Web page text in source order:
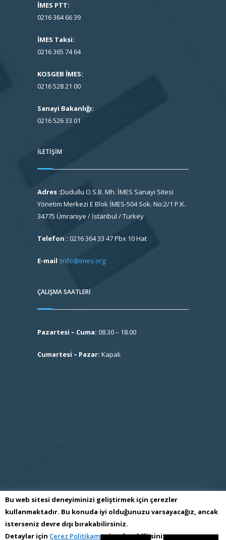
İMES PTT:
0216 364 66 39
İMES Taksi:
0216 365 74 64
KOSGEB İMES:
0216 528 21 00
Sanayi Bakanlığı:
0216 526 33 01
İLETIŞIM
Adres :Dudullu O.S.B. Mh. İMES Sanayi Sitesi
Yönetim Merkezi E Blok İMES-504 Sok. No:2/1 P.K.
34775 Ümraniye / İstanbul / Turkey
Telefon : 0216 364 33 47 Pbx 10 Hat
E-mail :info@imes.org
ÇALIŞMA SAATLERI
Pazartesi – Cuma: 08.30 – 18.00
Cumartesi – Pazar: Kapalı
S.S İmes Sanayi Sitesi İşletme Kooperatifi
Bu web sitesi deneyiminizi geliştirmek için çerezler
kullanmaktadır. Bu konuda iyi olduğunuzu varsayacağız, ancak
isterseniz devre dışı bırakabilirsiniz.
Detaylar için Çerez Politikamızıinceleyebilirsiniz.